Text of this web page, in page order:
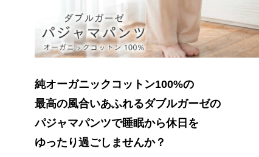
純オーガニックコットン100%の
最高の風合いあふれるダブルガーゼの
パジャマパンツで睡眠から休日を
ゆったり過ごしませんか？